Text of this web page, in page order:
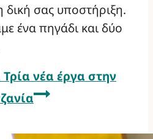
σας υποστήριξη.
ένα πηγάδι και δύο
Τρία νέα έργα στην